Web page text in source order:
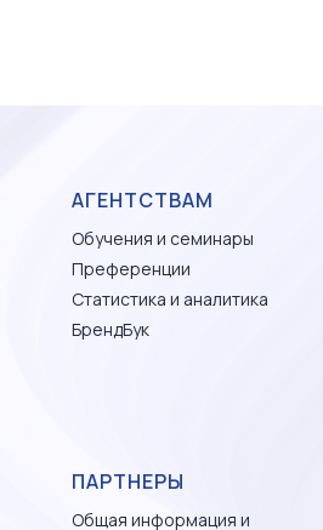
АГЕНТСТВАМ
Обучения и семинары
Преференции
Статистика и аналитика
БрендБук
ПАРТНЕРЫ
Общая информация и